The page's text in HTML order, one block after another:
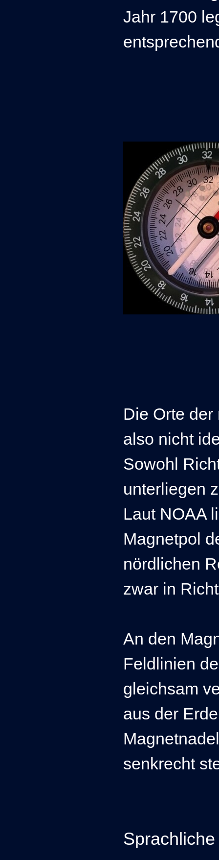
Jahr 1700
Die Orte
also nicht
Sowohl
unterliegen
Laut NOAA
Magnetpol
nördlichen
zwar in
An den
Feldlinien
gleichsam
aus der
senkrecht